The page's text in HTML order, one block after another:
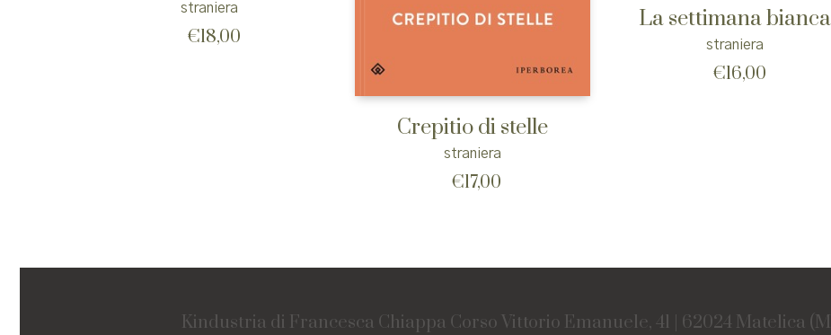
straniera
€18,00
Crepitio di stelle
straniera
€17,00
La settimana bianca
straniera
€16,00
Kindustria di Francesca Chiappa Corso Vittorio Emanuele, 41 | 62024 Matelica